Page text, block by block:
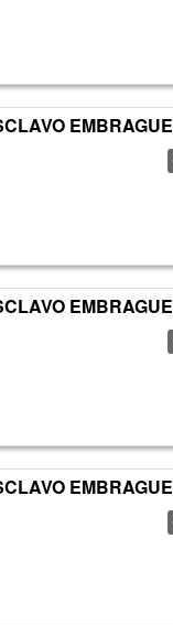
EMBRAGUE
EMBRAGUE
EMBRAGUE